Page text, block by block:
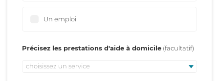
Un emploi
Précisez les prestations d'aide à domicile
choisissez un service